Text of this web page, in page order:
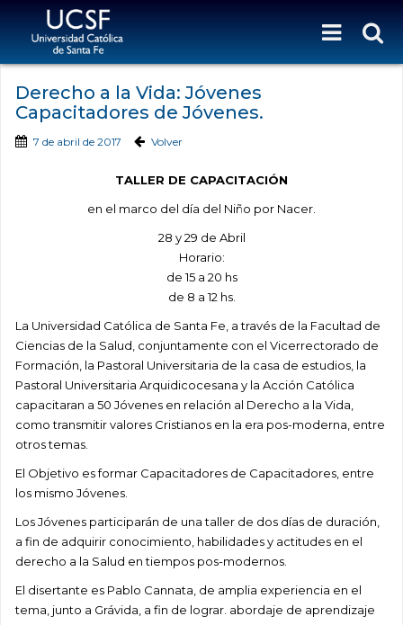
Derecho a la Vida: Jóvenes
Capacitadores de Jóvenes.
7 de abril de 2017 Volver
TALLER DE CAPACITACIÓN
en el marco del día del Niño por Nacer.
28 y 29 de Abril
Horario:
de 15 a 20 hs
de 8 a 12 hs.
La Universidad Católica de Santa Fe, a través de la Facultad de
Ciencias de la Salud, conjuntamente con el Vicerrectorado de
Formación, la Pastoral Universitaria de la casa de estudios, la
Pastoral Universitaria Arquidicocesana y la Acción Católica
capacitaran a 50 Jóvenes en relación al Derecho a la Vida,
como transmitir valores Cristianos en la era pos-moderna, entre
otros temas.
El Objetivo es formar Capacitadores de Capacitadores, entre
los mismo Jóvenes.
Los Jóvenes participarán de una taller de dos días de duración,
a fin de adquirir conocimiento, habilidades y actitudes en el
derecho a la Salud en tiempos pos-modernos.
El disertante es Pablo Cannata, de amplia experiencia en el
tema, junto a Grávida, a fin de lograr. abordaje de aprendizaje